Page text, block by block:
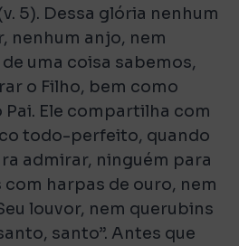
5). Dessa glória nenhum
nenhum anjo, nem
uma coisa sabemos,
o Filho, bem como
Ele compartilha com
todo-perfeito, quando
admirar, ninguém para
harpas de ouro, nem
louvor, nem querubins
santo”. Antes que